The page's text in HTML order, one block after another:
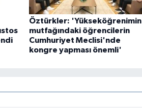
Öztürkler: 'Yükseköğrenimin
mutfağındaki öğrencilerin
Cumhuriyet Meclisi'nde
kongre yapması önemli'